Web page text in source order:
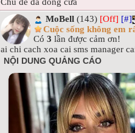
MoBell (143) [Off] [#]
Cuộc sống không em
Có 3 lần được cảm ơn!
ai chi cach xoa cai sms manager